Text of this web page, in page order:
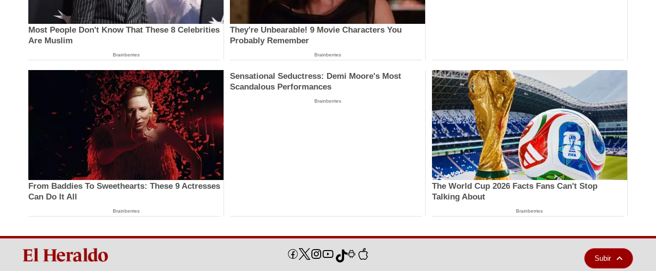
Most People Don't Know That These 8 Celebrities
Are Muslim
Brainberries
They're Unbearable! 9 Movie Characters You
Probably Remember
Brainberries
From Baddies To Sweethearts: These 9 Actresses
Can Do It All
Brainberries
Sensational Seductress: Demi Moore's Most
Scandalous Performances
Brainberries
The World Cup 2026 Facts Fans Can't Stop
Talking About
Brainberries
Subir